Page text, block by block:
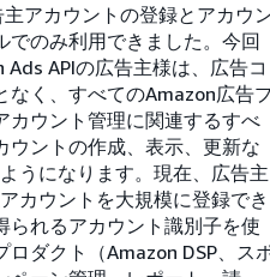
アカウントの登録とアカウ
でのみ利用できました。今回
APIの広告主様は、広告コ
なく、すべてのAmazon広告
カウント管理に関連するすべ
ウントの作成、表示、更新な
うになります。現在、広告主
カウントを大規模に登録でき
られるアカウント識別子を使
ダクト（Amazon DSP、ス